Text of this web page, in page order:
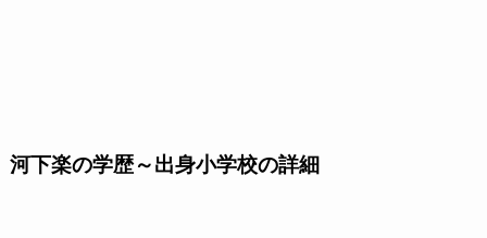
河下楽の学歴～出身小学校の詳細